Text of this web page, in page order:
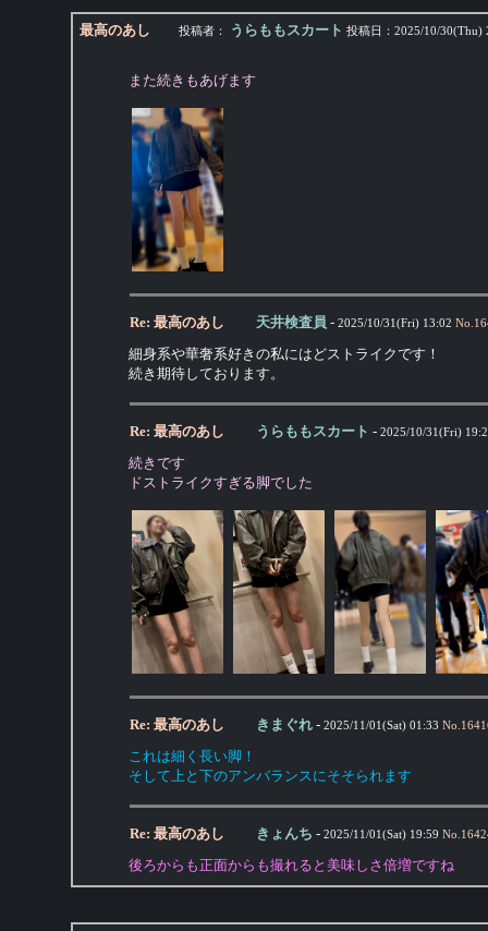
最高のあし 投稿者： うらももスカート 投稿日： 2025/10/30(Thu)
また続きもあげます
Re: 最高のあし 天井検査員 - 2025/10/31(Fri) 13:02 No.
細身系や華奢系好きの私にはどストライクです！
続き期待しております。
Re: 最高のあし うらももスカート - 2025/10/31(Fri)
続きです
ドストライクすぎる脚でした
Re: 最高のあし きまぐれ - 2025/11/01(Sat) 01:33 No.
これは細く長い脚！
そして上と下のアンバランスにそそられます
Re: 最高のあし きょんち - 2025/11/01(Sat) 19:59 No.
後ろからも正面からも撮れると美味しさ倍増ですね